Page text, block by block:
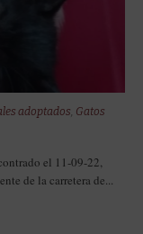
adoptados Gatos
el 11-09-22,
de la carretera de...